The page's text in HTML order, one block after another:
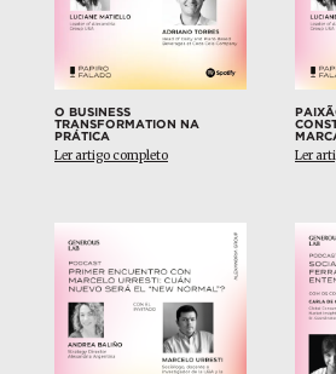
O BUSINESS
TRANSFORMATION NA
PRÁTICA
Ler artigo completo Ler